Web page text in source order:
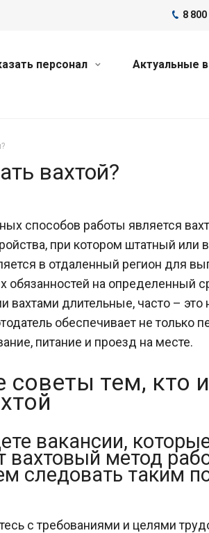
8
персонал Актуальные
вахтой?
способов работы является
при котором штатный или
в отдаленный регион для
обязанностей на определенный
длительные, часто – это
обеспечивает не только
питание и проезд на месте.
советы тем, кто
вакансии,
вахтовый метод
следовать таким
с требованиями и целями